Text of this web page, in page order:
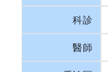
科診
醫師